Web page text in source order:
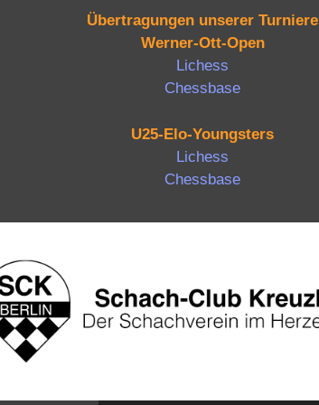
Übertragungen unserer Turniere
Werner-Ott-Open
Lichess
Chessbase
U25-Elo-Youngsters
Lichess
Chessbase